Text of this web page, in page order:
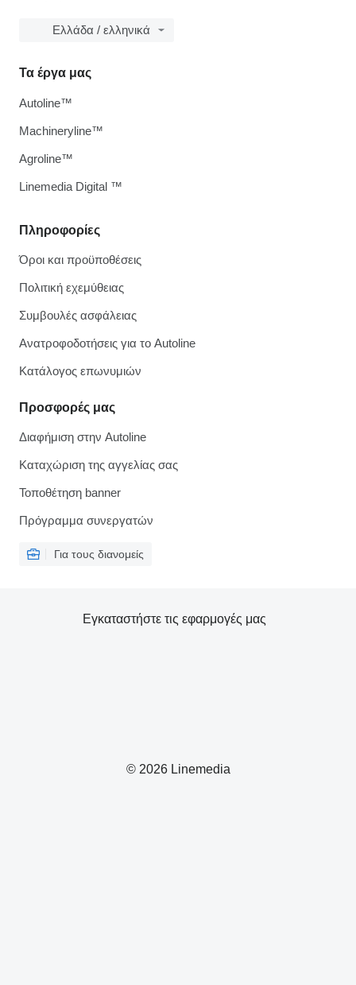
Ελλάδα / ελληνικά
Πληροφορίες
Όροι και προϋποθέσεις
Πολιτική εχεμύθειας
Συμβουλές ασφάλειας
Ανατροφοδοτήσεις για το Autoline
Κατάλογος επωνυμιών
Προσφορές μας
Διαφήμιση στην Autoline
Καταχώριση της αγγελίας σας
Τοποθέτηση banner
Πρόγραμμα συνεργατών
Για τους διανομείς
Τα έργα μας
Autoline™
Machineryline™
Agroline™
Linemedia Digital ™
© 2026 Linemedia
Εγκαταστήστε τις εφαρμογές μας